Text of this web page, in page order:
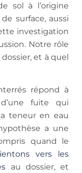
sol à l’origine
surface, aussi
investigation
Notre rôle
et à quel
répond à
fuite qui
teneur en eau
a une
quand le
vers les
au dossier, et